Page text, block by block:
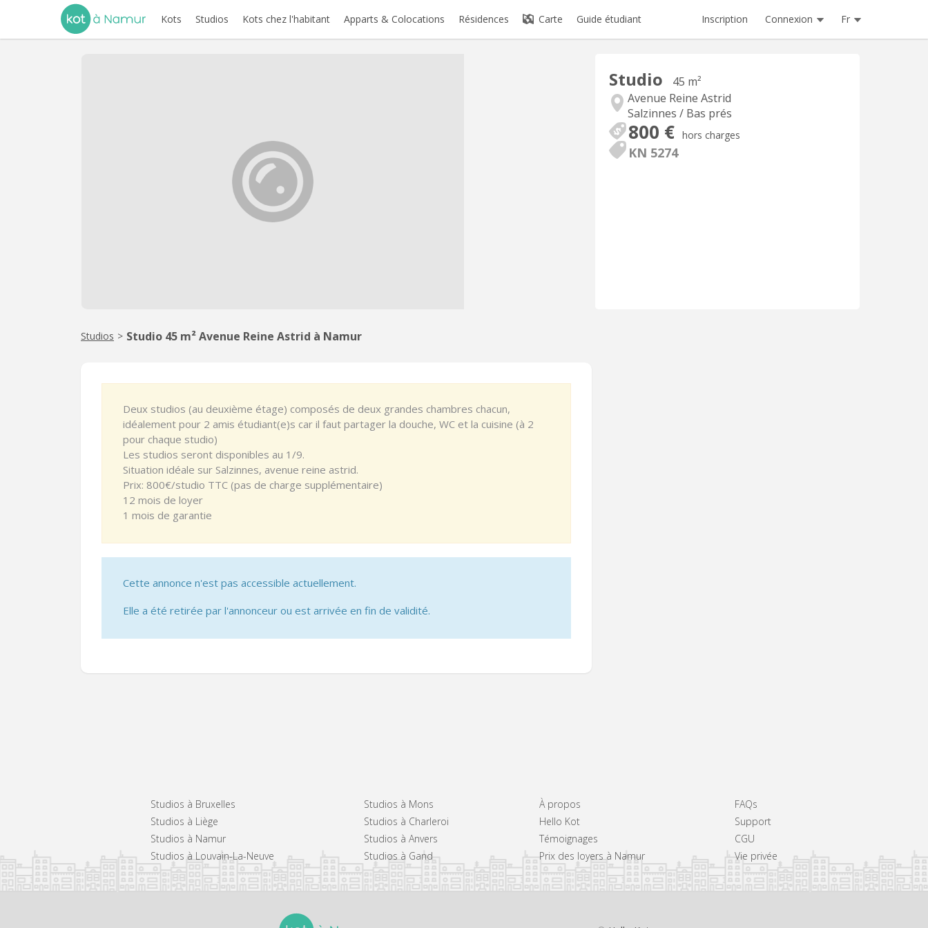
Kots Studios Kots chez l'habitant Apparts & Colocations Résidences Carte Guide étudiant Inscription Connexion Fr
Studio
45 m²
Avenue Reine Astrid
Salzinnes / Bas prés
800 € hors charges
KN 5274
Studios > Studio 45 m² Avenue Reine Astrid à Namur
Deux studios (au deuxième étage) composés de deux grandes chambres chacun,
idéalement pour 2 amis étudiant(e)s car il faut partager la douche, WC et la cuisine (à 2
pour chaque studio)
Les studios seront disponibles au 1/9.
Situation idéale sur Salzinnes, avenue reine astrid.
Prix: 800€/studio TTC (pas de charge supplémentaire)
12 mois de loyer
1 mois de garantie
Cette annonce n'est pas accessible actuellement.
Elle a été retirée par l'annonceur ou est arrivée en fin de validité.
Studios à Bruxelles
Studios à Liège
Studios à Namur
Studios à Louvain-La-Neuve
Studios à Mons
Studios à Charleroi
Studios à Anvers
Studios à Gand
À propos
Hello Kot
Témoignages
Prix des loyers à Namur
FAQs
Support
CGU
Vie privée